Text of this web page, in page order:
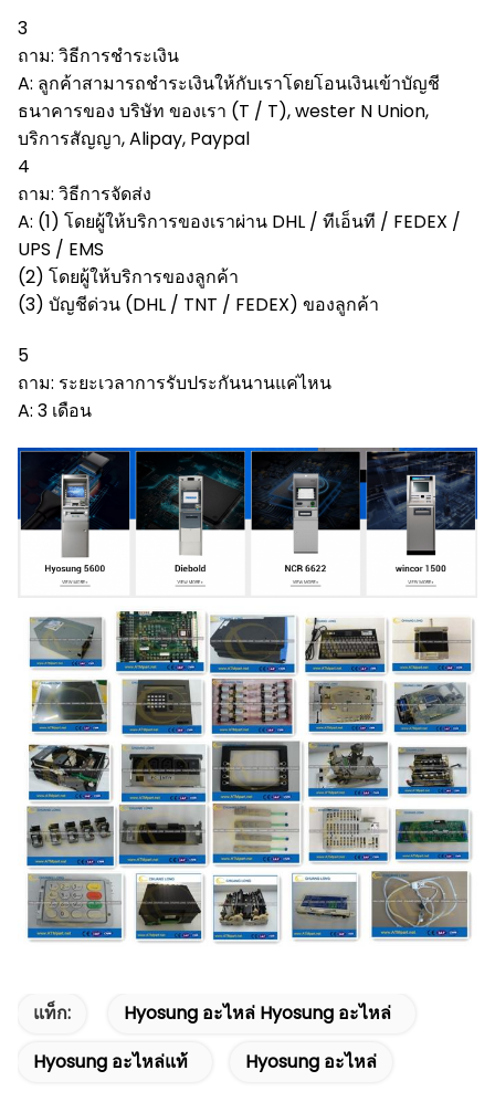
3
ถาม: วิธีการชำระเงิน
A: ลูกค้าสามารถชำระเงินให้กับเราโดยโอนเงินเข้าบัญชี
ธนาคารของ บริษัท ของเรา (T / T), wester N Union,
บริการสัญญา, Alipay, Paypal
4
ถาม: วิธีการจัดส่ง
A: (1) โดยผู้ให้บริการของเราผ่าน DHL / ทีเอ็นที / FEDEX /
UPS / EMS
(2) โดยผู้ให้บริการของลูกค้า
(3) บัญชีด่วน (DHL / TNT / FEDEX) ของลูกค้า
5
ถาม: ระยะเวลาการรับประกันนานแค่ไหน
A: 3 เดือน
แท็ก:
Hyosung อะไหล่ Hyosung อะไหล่
Hyosung อะไหล่แท้
Hyosung อะไหล่